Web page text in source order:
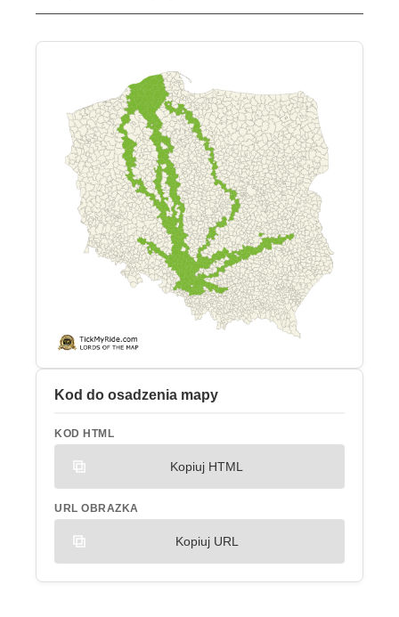
Kod do osadzenia mapy
KOD HTML
Kopiuj HTML
URL OBRAZKA
Kopiuj URL